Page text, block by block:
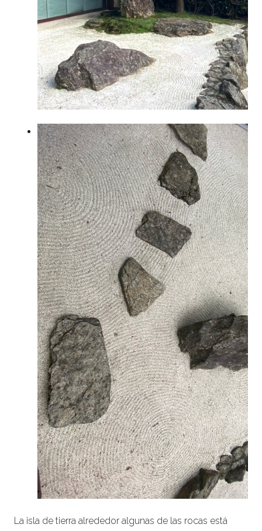
La isla de tierra alrededor algunas de las rocas está